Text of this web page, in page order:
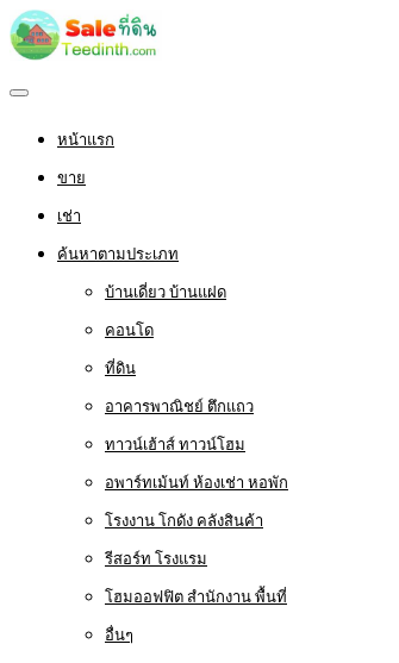
หน้าแรก
ขาย
เช่า
ค้นหาตามประเภท
บ้านเดี่ยว บ้านแฝด
คอนโด
ที่ดิน
อาคารพาณิชย์ ตึกแถว
ทาวน์เฮ้าส์ ทาวน์โฮม
อพาร์ทเม้นท์ ห้องเช่า หอพัก
โรงงาน โกดัง คลังสินค้า
รีสอร์ท โรงแรม
โฮมออฟฟิต สำนักงาน พื้นที่
อื่นๆ